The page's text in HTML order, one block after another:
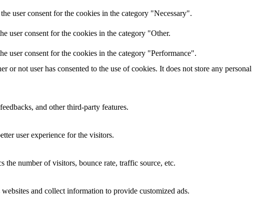
user consent for the cookies in the category "Necessary".
user consent for the cookies in the category "Other.
user consent for the cookies in the category "Performance".
not user has consented to the use of cookies. It does not store any personal
and other third-party features.
user experience for the visitors.
number of visitors, bounce rate, traffic source, etc.
and collect information to provide customized ads.